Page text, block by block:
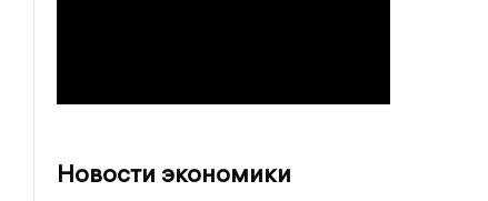
Новости экономики